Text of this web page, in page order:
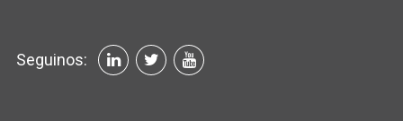
Seguinos: